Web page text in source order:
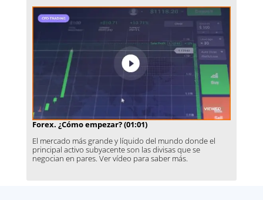
Forex. ¿Cómo empezar? (01:01)
El mercado más grande y líquido del mundo donde el
principal activo subyacente son las divisas que se
negocian en pares. Ver vídeo para saber más.